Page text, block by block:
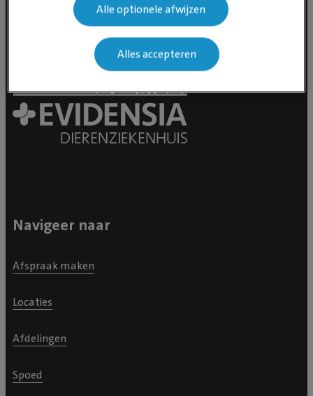
Navigeer naar
Afspraak maken
Locaties
Afdelingen
Spoed
Alle optionele afwijzen
Alles accepteren